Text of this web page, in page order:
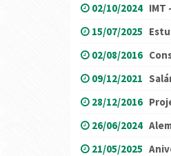
02/10/2024 IMT
15/07/2025
02/08/2016
09/12/2021
28/12/2016
26/06/2024
21/05/2025